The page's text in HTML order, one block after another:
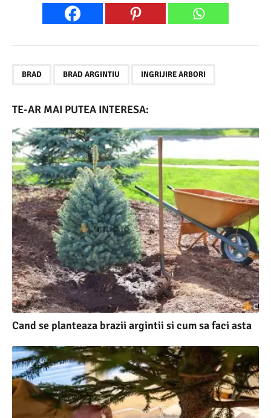
BRAD BRAD ARGINTIU INGRIJIRE ARBORI
TE-AR MAI PUTEA INTERESA:
Cand se planteaza brazii argintii si cum sa faci asta